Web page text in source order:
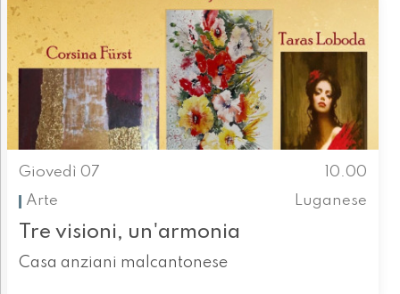
Giovedì 07
10.00
Arte
Luganese
Tre visioni, un'armonia
Casa anziani malcantonese